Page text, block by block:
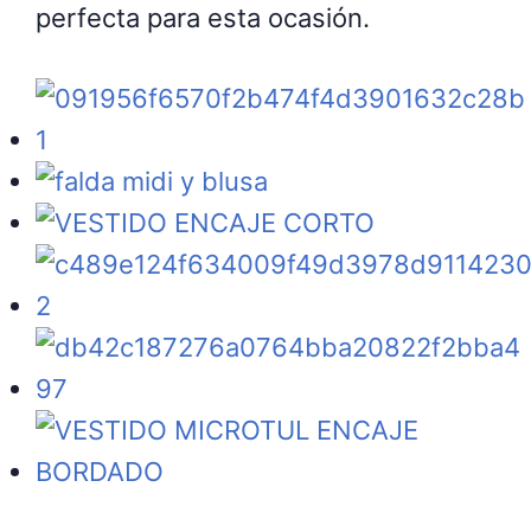
perfecta para esta ocasión.